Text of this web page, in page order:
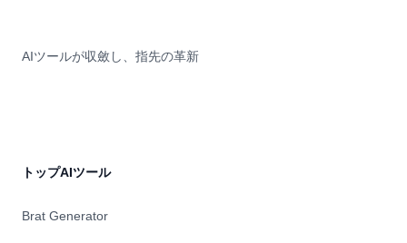
AIツールが収斂し、指先の革新
トップAIツール
Brat Generator